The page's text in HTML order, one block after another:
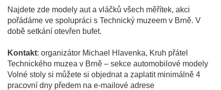
Najdete zde modely aut a vláčků všech měřítek, akci
pořádáme ve spolupráci s Technický muzeem v Brně. V
době setkání otevřen bufet.
Kontakt: organizátor Michael Hlavenka, Kruh přátel
Technického muzea v Brně – sekce automobilové modely
Volné stoly si můžete si objednat a zaplatit minimálně 4
pracovní dny předem na e-mailové adrese